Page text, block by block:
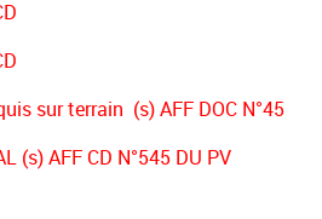
sur terrain (s) AFF DOC N°45
(s) AFF CD N°545 DU PV